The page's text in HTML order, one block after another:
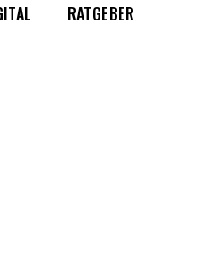
RATGEBER